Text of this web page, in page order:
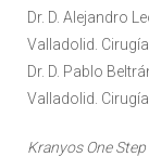
Dr. D. Alejandro
Valladolid.
Dr. D. Pablo
Valladolid.
Kranyos One Step